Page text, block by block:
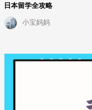
日本留学全攻略
小宝妈妈